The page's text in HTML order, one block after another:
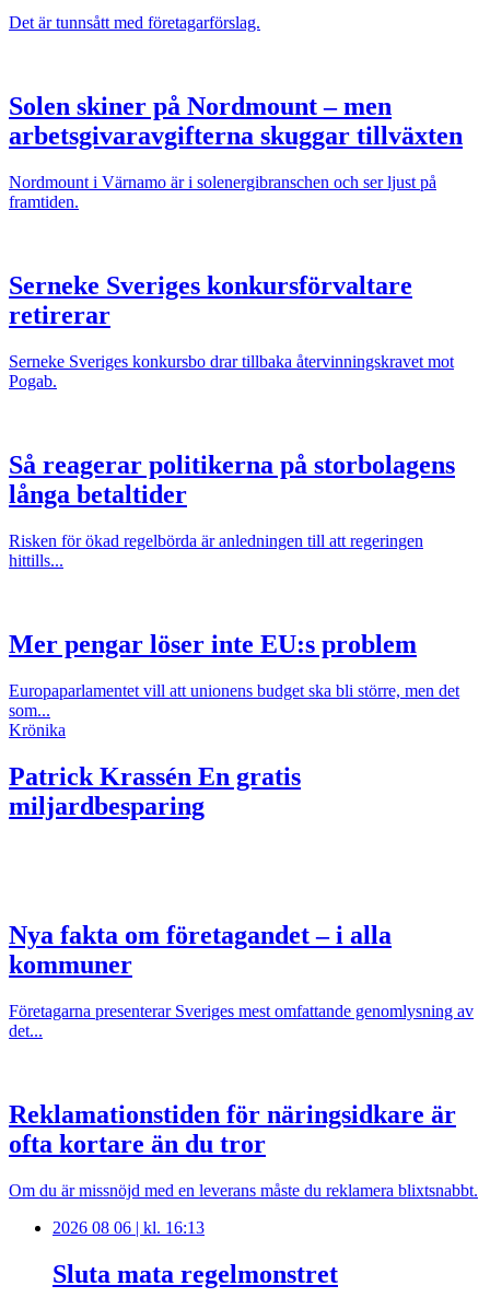
Det är tunnsått med företagarförslag.
Solen skiner på Nordmount – men
arbetsgivaravgifterna skuggar tillväxten
Nordmount i Värnamo är i solenergibranschen och ser ljust på
framtiden.
Serneke Sveriges konkursförvaltare
retirerar
Serneke Sveriges konkursbo drar tillbaka återvinningskravet mot
Pogab.
Så reagerar politikerna på storbolagens
långa betaltider
Risken för ökad regelbörda är anledningen till att regeringen
hittills...
Mer pengar löser inte EU:s problem
Europaparlamentet vill att unionens budget ska bli större, men det
som...
Krönika
Patrick Krassén En gratis
miljardbesparing
Nya fakta om företagandet – i alla
kommuner
Företagarna presenterar Sveriges mest omfattande genomlysning av
det...
Reklamationstiden för näringsidkare är
ofta kortare än du tror
Om du är missnöjd med en leverans måste du reklamera blixtsnabbt.
2026 08 06 | kl. 16:13
Sluta mata regelmonstret